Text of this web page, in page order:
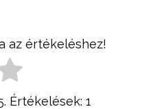
az értékeléshez!
Értékelések: 1